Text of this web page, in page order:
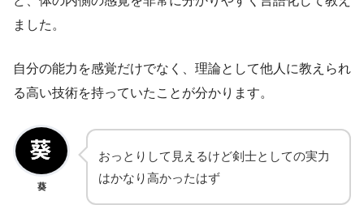
ました。
自分の能力を感覚だけでなく、理論として他人に教えられ
る高い技術を持っていたことが分かります。
葵
おっとりして見えるけど剣士としての実力
はかなり高かったはず